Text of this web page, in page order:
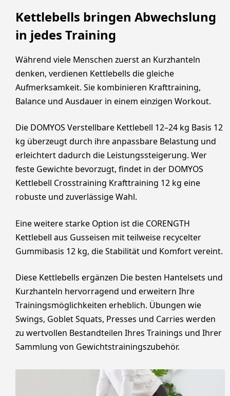
Kettlebells bringen Abwechslung
in jedes Training
Während viele Menschen zuerst an Kurzhanteln
denken, verdienen Kettlebells die gleiche
Aufmerksamkeit. Sie kombinieren Krafttraining,
Balance und Ausdauer in einem einzigen Workout.
Die DOMYOS Verstellbare Kettlebell 12–24 kg Basis 12
kg überzeugt durch ihre anpassbare Belastung und
erleichtert dadurch die Leistungssteigerung. Wer
feste Gewichte bevorzugt, findet in der DOMYOS
Kettlebell Crosstraining Krafttraining 12 kg eine
robuste und zuverlässige Wahl.
Eine weitere starke Option ist die CORENGTH
Kettlebell aus Gusseisen mit teilweise recycelter
Gummibasis 12 kg, die Stabilität und Komfort vereint.
Diese Kettlebells ergänzen Die besten Hantelsets und
Kurzhanteln hervorragend und erweitern Ihre
Trainingsmöglichkeiten erheblich. Übungen wie
Swings, Goblet Squats, Presses und Carries werden
zu wertvollen Bestandteilen Ihres Trainings und Ihrer
Sammlung von Gewichtstrainingszubehör.